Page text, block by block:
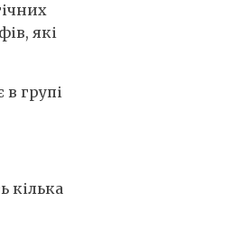
які
групі
кілька